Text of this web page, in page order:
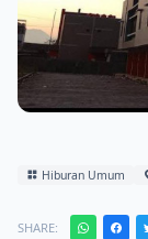
Hiburan Umum
SHARE: